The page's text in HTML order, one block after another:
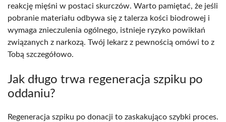
reakcję mięśni w postaci skurczów. Warto pamiętać, że jeśli
pobranie materiału odbywa się z talerza kości biodrowej i
wymaga znieczulenia ogólnego, istnieje ryzyko powikłań
związanych z narkozą. Twój lekarz z pewnością omówi to z
Tobą szczegółowo.
Jak długo trwa regeneracja szpiku po
oddaniu?
Regeneracja szpiku po donacji to zaskakująco szybki proces.